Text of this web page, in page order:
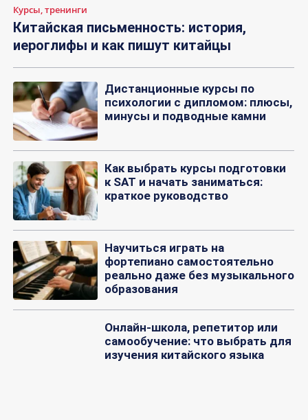
Курсы, тренинги
Китайская письменность: история,
иероглифы и как пишут китайцы
Дистанционные курсы по
психологии с дипломом: плюсы,
минусы и подводные камни
Как выбрать курсы подготовки
к SAT и начать заниматься:
краткое руководство
Научиться играть на
фортепиано самостоятельно
реально даже без музыкального
образования
Онлайн-школа, репетитор или
самообучение: что выбрать для
изучения китайского языка